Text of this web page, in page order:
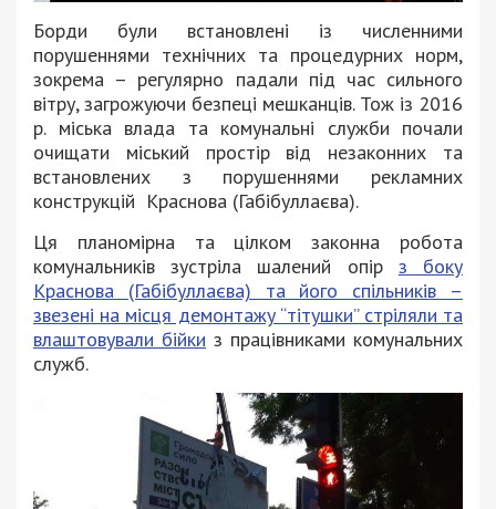
Борди були встановлені із численними
порушеннями технічних та процедурних норм,
зокрема – регулярно падали під час сильного
вітру, загрожуючи безпеці мешканців. Тож із 2016
р. міська влада та комунальні служби почали
очищати міський простір від незаконних та
встановлених з порушеннями рекламних
конструкцій Краснова (Габібуллаєва).
Ця планомірна та цілком законна робота
комунальників зустріла шалений опір з боку
Краснова (Габібуллаєва) та його спільників –
звезені на місця демонтажу “тітушки” стріляли та
влаштовували бійки з працівниками комунальних
служб.